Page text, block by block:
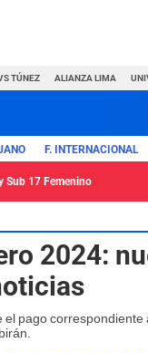
TÚNEZ ALIANZA LIMA
F. INTERNACIONAL
Sub 17 Femenino
2024:
pago